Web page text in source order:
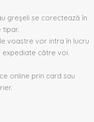
greșeli se corectează în
tipar.
voastre vor intra în lucru
expediate către voi.
online prin card sau